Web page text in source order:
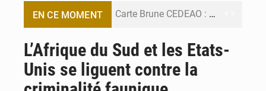
EN CE MOMENT Carte Brune CEDEAO : Lomé mise sur la digitalisation des sinistres
L’Afrique du Sud et les Etats-
Unis se liguent contre la